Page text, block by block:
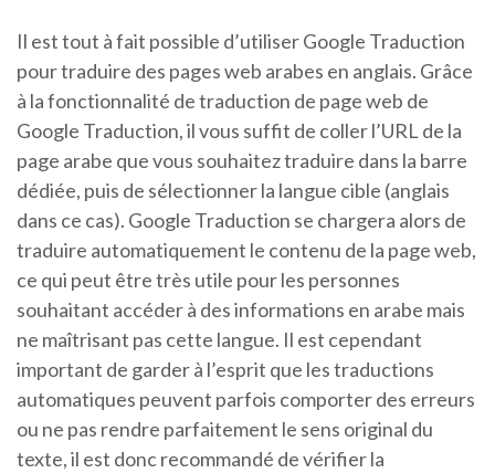
Il est tout à fait possible d’utiliser Google Traduction
pour traduire des pages web arabes en anglais. Grâce
à la fonctionnalité de traduction de page web de
Google Traduction, il vous suffit de coller l’URL de la
page arabe que vous souhaitez traduire dans la barre
dédiée, puis de sélectionner la langue cible (anglais
dans ce cas). Google Traduction se chargera alors de
traduire automatiquement le contenu de la page web,
ce qui peut être très utile pour les personnes
souhaitant accéder à des informations en arabe mais
ne maîtrisant pas cette langue. Il est cependant
important de garder à l’esprit que les traductions
automatiques peuvent parfois comporter des erreurs
ou ne pas rendre parfaitement le sens original du
texte, il est donc recommandé de vérifier la